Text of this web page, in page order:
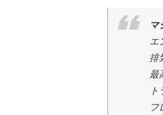
マ
エ
排
最